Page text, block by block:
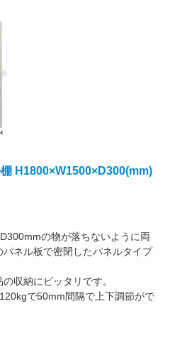
H1800×W1500×D300(mm)
の物が落ちないように両
ネル板で密閉したパネルタイプ
収納にピッタリです。
で50mm間隔で上下調節がで